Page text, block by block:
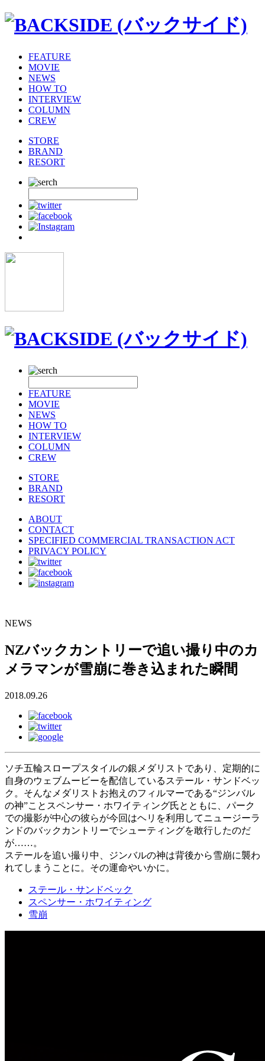
FEATURE
MOVIE
NEWS
HOW TO
INTERVIEW
COLUMN
CREW
STORE
BRAND
RESORT
FEATURE
MOVIE
NEWS
HOW TO
INTERVIEW
COLUMN
CREW
STORE
BRAND
RESORT
ABOUT
CONTACT
SPECIFIED COMMERCIAL TRANSACTION ACT
PRIVACY POLICY
NEWS
NZバックカントリーで追い撮り中のカ
メラマンが雪崩に巻き込まれた瞬間
2018.09.26
ソチ五輪スロープスタイルの銀メダリストであり、定期的に
自身のウェブムービーを配信しているステール・サンドベッ
ク。そんなメダリストお抱えのフィルマーである“ジンバル
の神”ことスペンサー・ホワイティング氏とともに、パーク
での撮影が中心の彼らが今回はヘリを利用してニュージーラ
ンドのバックカントリーでシューティングを敢行したのだ
が……。
ステールを追い撮り中、ジンバルの神は背後から雪崩に襲わ
れてしまうことに。その運命やいかに。
ステール・サンドベック
スペンサー・ホワイティング
雪崩